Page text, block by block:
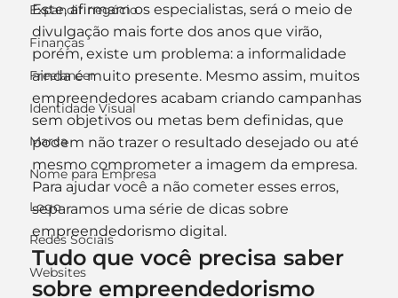
Expandir negócio
Finanças
Freelancer
Identidade Visual
Marca
Nome para Empresa
Logo
Redes Sociais
Websites
Este, afirmam os especialistas, será o meio de
divulgação mais forte dos anos que virão,
porém, existe um problema: a informalidade
ainda é muito presente. Mesmo assim, muitos
empreendedores acabam criando campanhas
sem objetivos ou metas bem definidas, que
podem não trazer o resultado desejado ou até
mesmo comprometer a imagem da empresa.
Para ajudar você a não cometer esses erros,
separamos uma série de dicas sobre
empreendedorismo digital.
Tudo que você precisa saber
sobre empreendedorismo